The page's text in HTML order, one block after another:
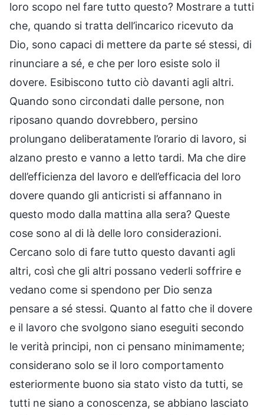
loro scopo nel fare tutto questo? Mostrare a tutti
che, quando si tratta dell’incarico ricevuto da
Dio, sono capaci di mettere da parte sé stessi, di
rinunciare a sé, e che per loro esiste solo il
dovere. Esibiscono tutto ciò davanti agli altri.
Quando sono circondati dalle persone, non
riposano quando dovrebbero, persino
prolungano deliberatamente l’orario di lavoro, si
alzano presto e vanno a letto tardi. Ma che dire
dell’efficienza del lavoro e dell’efficacia del loro
dovere quando gli anticristi si affannano in
questo modo dalla mattina alla sera? Queste
cose sono al di là delle loro considerazioni.
Cercano solo di fare tutto questo davanti agli
altri, così che gli altri possano vederli soffrire e
vedano come si spendono per Dio senza
pensare a sé stessi. Quanto al fatto che il dovere
e il lavoro che svolgono siano eseguiti secondo
le verità principi, non ci pensano minimamente;
considerano solo se il loro comportamento
esteriormente buono sia stato visto da tutti, se
tutti ne siano a conoscenza, se abbiano lasciato